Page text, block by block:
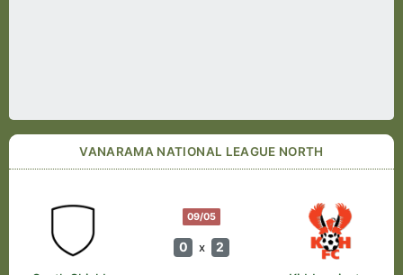
VANARAMA NATIONAL LEAGUE NORTH
09/05
0 x 2